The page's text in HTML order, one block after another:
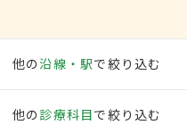
他の沿線・駅で絞り込む
他の 診療科目で絞り込む